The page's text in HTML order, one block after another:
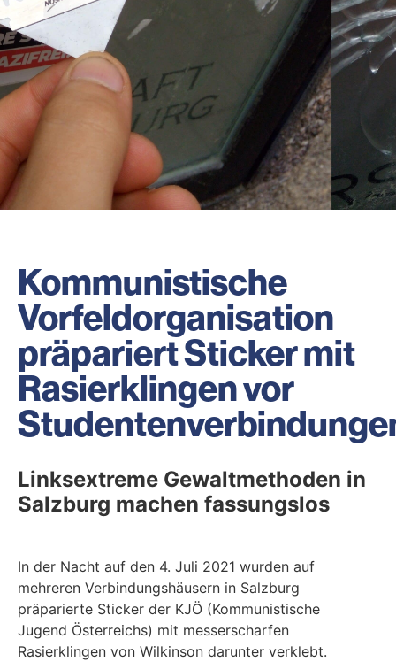
Kommunistische
Vorfeldorganisation
präpariert Sticker mit
Rasierklingen vor
Linksextreme Gewaltmethoden in
Salzburg machen fassungslos
In der Nacht auf den 4. Juli 2021 wurden auf
mehreren Verbindungshäusern in Salzburg
präparierte Sticker der KJÖ (Kommunistische
Jugend Österreichs) mit messerscharfen
Rasierklingen von Wilkinson darunter verklebt.